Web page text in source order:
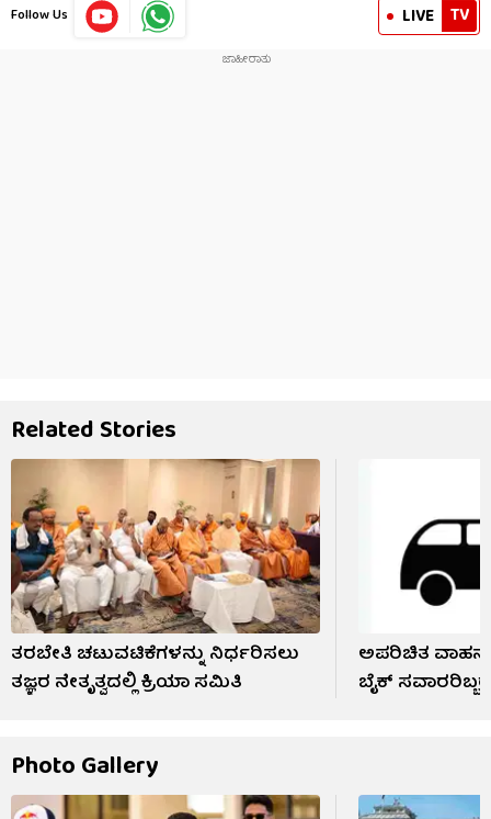
Follow Us LIVE TV
Related Stories
ತರಬೇತಿ ಚಟುವಟಿಕೆಗಳನ್ನು ನಿರ್ಧರಿಸಲು
ತಜ್ಞರ ನೇತೃತ್ವದಲ್ಲಿ ಕ್ರಿಯಾ ಸಮಿತಿ
ಅಪರಿಚಿತ ವಾಹನ
ಬೈಕ್
Photo Gallery